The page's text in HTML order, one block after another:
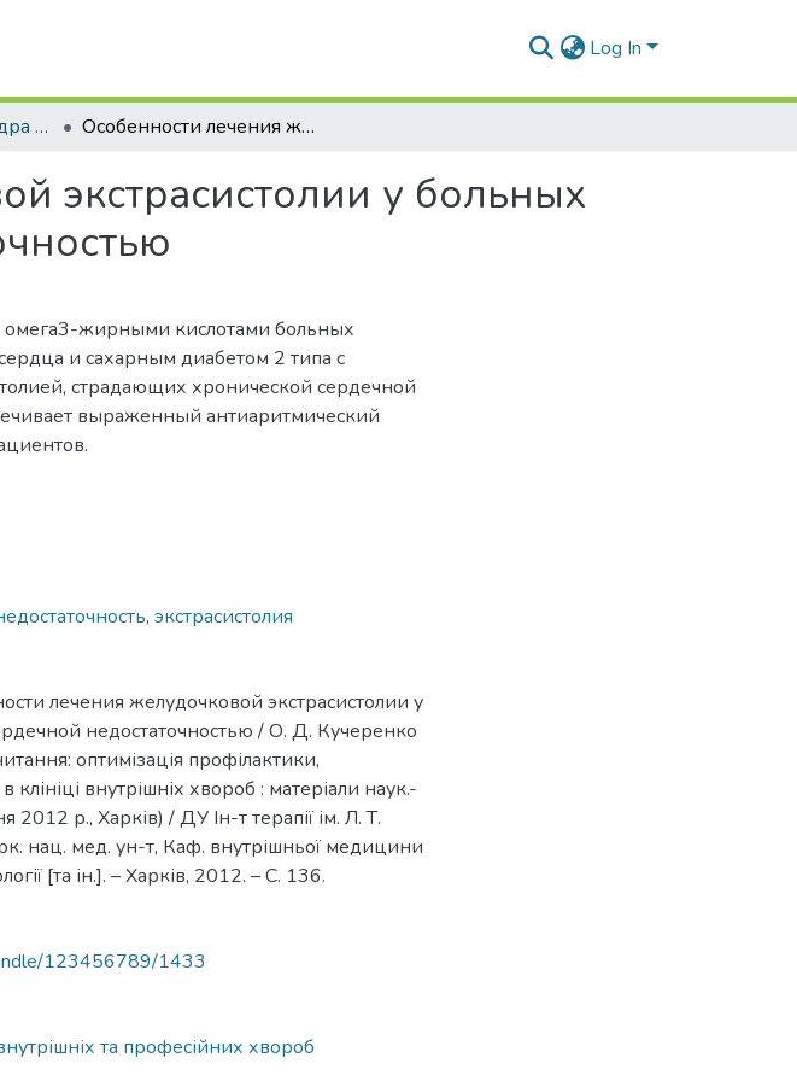
Log In
Наукові праці. Кафедра внутрішніх та професійних хвороб Особенности лечения желудочковой экстрасистолии у больных хронической сердечной недостаточностью
экстрасистолии у больных
жирными кислотами больных
и сахарным диабетом 2 типа с
страдающих хронической сердечной
выраженный антиаритмический
, экстрасистолия
лечения желудочковой экстрасистолии у
недостаточностью / О. Д. Кучеренко
оптимізація профілактики,
клініці внутрішніх хвороб : матеріали наук.-
2012 р., Харків) / ДУ Ін-т терапії ім. Л. Т.
нац. мед. ун-т, Каф. внутрішньої медицини
[та ін.]. – Харків, 2012. – С. 136.
123456789/1433
та професійних хвороб